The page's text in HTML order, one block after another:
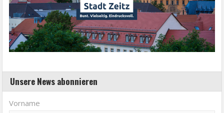
Unsere News abonnieren
Vorname